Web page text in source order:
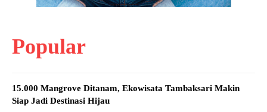
Popular
15.000 Mangrove Ditanam, Ekowisata Tambaksari Makin
Siap Jadi Destinasi Hijau